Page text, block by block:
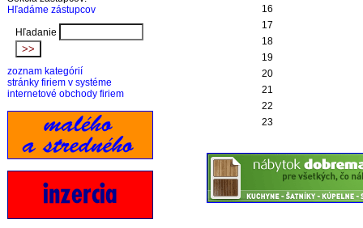
Hľadáme zástupcov
Hľadanie
zoznam kategórií
stránky firiem v systéme
internetové obchody firiem
16
17
18
19
20
21
22
23